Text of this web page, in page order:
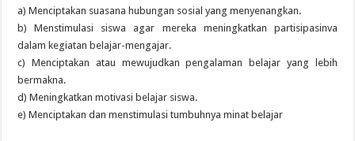
a) Menciptakan suasana hubungan sosial yang menyenangkan.
b) Menstimulasi siswa agar mereka meningkatkan partisipasinva
dalam kegiatan belajar-mengajar.
c) Menciptakan atau mewujudkan pengalaman belajar yang lebih
bermakna.
d) Meningkatkan motivasi belajar siswa.
e) Menciptakan dan menstimulasi tumbuhnya minat belajar